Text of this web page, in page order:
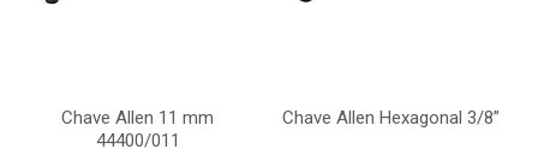
Chave Allen 11 mm
44400/011
Chave Allen Hexagonal 3/8”